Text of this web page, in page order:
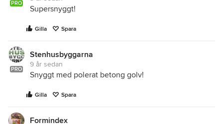
PRO
Supersnyggt!
Gilla Spara
PRO
Stenhusbyggarna
9 år sedan
Snyggt med polerat betong golv!
Gilla Spara
Formindex